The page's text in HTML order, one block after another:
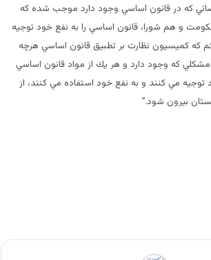
كه در قانون اساسي وجود دارد موجب شده كه
و هم شورا، قانون اساسي را به نفع خود توجيه
كه كميسيون نظارت بر تطبيق قانون اساسي هرچه
مشكلي كه وجود دارد و هر يك از مواد قانون اساسي
توجيه مي كنند و به نفع خود استفاده مي كنند، از
بيرون شود.”